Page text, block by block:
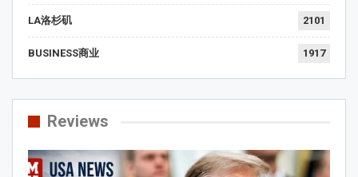
LA洛杉矶 2101
BUSINESS商业 1917
Reviews